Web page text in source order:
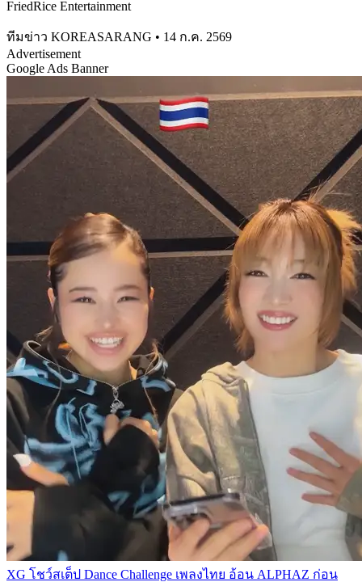
FriedRice Entertainment
ทีมข่าว KOREASARANG • 14 ก.ค. 2569
Advertisement
Google Ads Banner
XG โชว์สเต็ป Dance Challenge เพลงไทย อ้อน ALPHAZ ก่อน